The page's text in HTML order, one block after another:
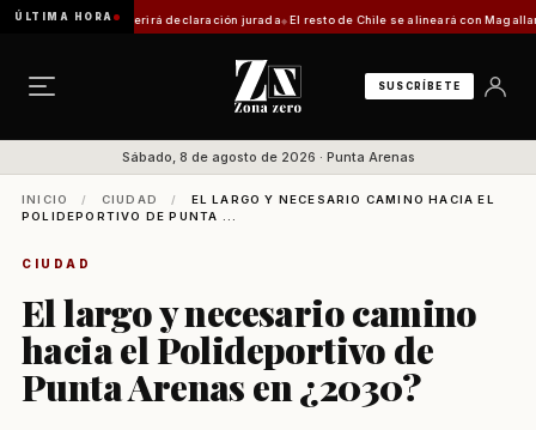
ÚLTIMA HORA
trámite requerirá declaración jurada El resto de Chile se alineará con Magallanes:
SUSCRÍBETE
Sábado, 8 de agosto de 2026 · Punta Arenas
INICIO / CIUDAD /
EL LARGO Y NECESARIO CAMINO HACIA EL
POLIDEPORTIVO DE PUNTA ...
CIUDAD
El largo y necesario camino
hacia el Polideportivo de
Punta Arenas en ¿2030?